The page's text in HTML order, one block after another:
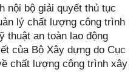
nội bộ giải quyết thủ tục
lý chất lượng công trình
thuật an toàn lao động
của Bộ Xây dựng do Cục
chất lượng công trình xây